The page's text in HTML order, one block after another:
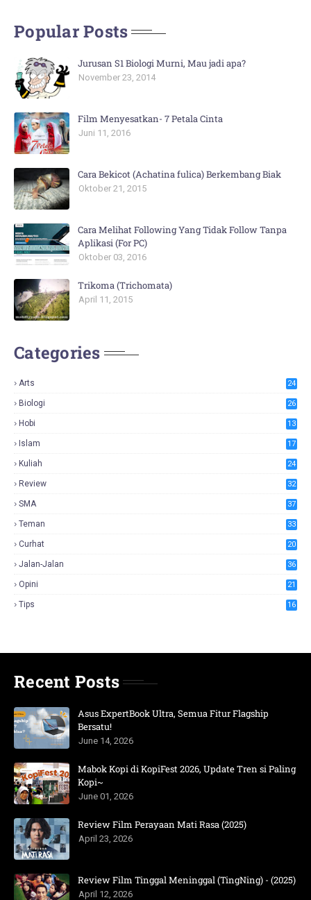
Popular Posts
Jurusan S1 Biologi Murni, Mau jadi apa?
November 23, 2014
Film Menyesatkan- 7 Petala Cinta
Juni 11, 2016
Cara Bekicot (Achatina fulica) Berkembang Biak
Oktober 21, 2015
Cara Melihat Following Yang Tidak Follow Tanpa
Aplikasi (For PC)
Oktober 03, 2016
Trikoma (Trichomata)
April 11, 2015
Categories
Arts 24
Biologi 26
Hobi 13
Islam 17
Kuliah 24
Review 32
SMA 37
Teman 33
Curhat 20
Jalan-Jalan 36
Opini 21
Tips 16
Recent Posts
Asus ExpertBook Ultra, Semua Fitur Flagship
Bersatu!
June 14, 2026
Mabok Kopi di KopiFest 2026, Update Tren si Paling
Kopi~
June 01, 2026
Review Film Perayaan Mati Rasa (2025)
April 23, 2026
Review Film Tinggal Meninggal (TingNing) - (2025)
April 12, 2026